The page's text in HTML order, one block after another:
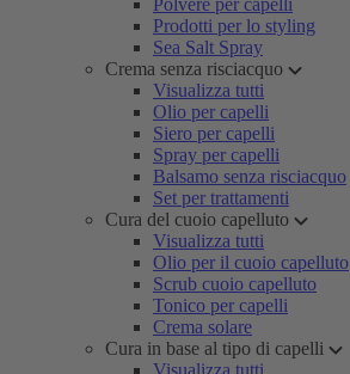
Polvere per capelli
Prodotti per lo styling
Sea Salt Spray
Crema senza risciacquo
Visualizza tutti
Olio per capelli
Siero per capelli
Spray per capelli
Balsamo senza risciacquo
Set per trattamenti
Cura del cuoio capelluto
Visualizza tutti
Olio per il cuoio capelluto
Scrub cuoio capelluto
Tonico per capelli
Crema solare
Cura in base al tipo di capelli
Visualizza tutti